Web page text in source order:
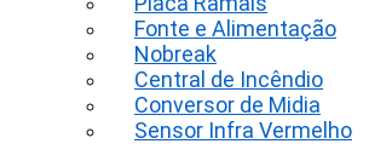
Fonte e Alimentação
Nobreak
Central de Incêndio
Conversor de Midia
Sensor Infra Vermelho